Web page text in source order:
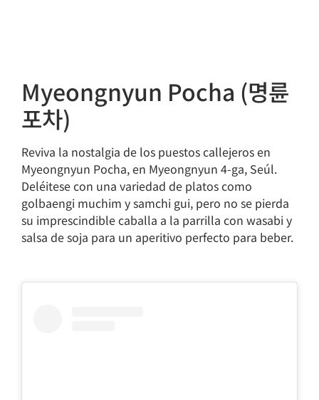
Myeongnyun Pocha (명륜
포차)
Reviva la nostalgia de los puestos callejeros en
Myeongnyun Pocha, en Myeongnyun 4-ga, Seúl.
Deléitese con una variedad de platos como
golbaengi muchim y samchi gui, pero no se pierda
su imprescindible caballa a la parrilla con wasabi y
salsa de soja para un aperitivo perfecto para beber.